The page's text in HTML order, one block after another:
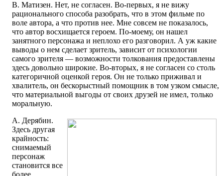
В. Матизен. Нет, не согласен. Во-первых, я не вижу
рационального способа разобрать, что в этом фильме по
воле автора, а что против нее. Мне совсем не показалось,
что автор восхищается героем. По-моему, он нашел
занятного персонажа и неплохо его разговорил. А уж какие
выводы о нем сделает зритель, зависит от психологии
самого зрителя — возможности толкования предоставлены
здесь довольно широкие. Во-вторых, я не согласен со столь
категоричной оценкой героя. Он не только приживал и
хвалитель, он бескорыстный помощник в том узком смысле,
что материальной выгоды от своих друзей не имел, только
моральную.
А. Дерябин.
Здесь другая
крайность:
снимаемый
персонаж
становится все